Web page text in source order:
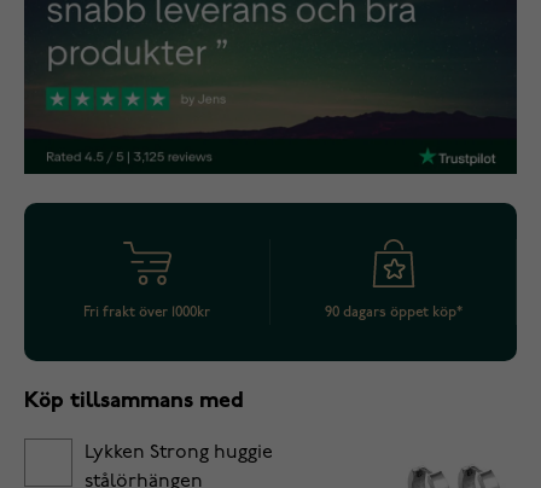
Fri frakt över 1000kr 90 dagars öppet köp*
Köp tillsammans med
Lykken Strong huggie
stålörhängen